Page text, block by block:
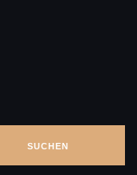
SUCHEN